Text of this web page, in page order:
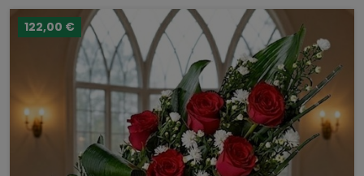
122,00 €